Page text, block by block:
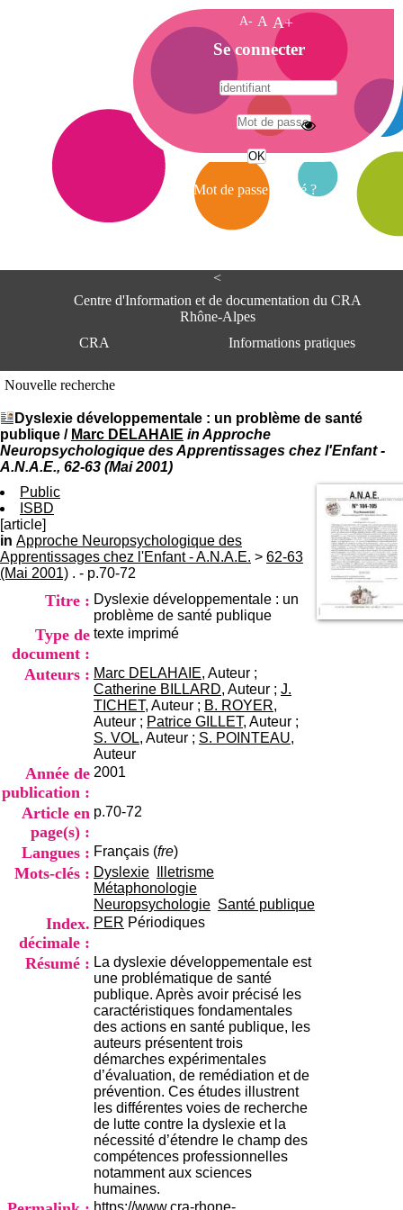
<
Centre d'Information et de documentation du CRA
Rhône-Alpes
CRA
Informations pratiques
du CRA Rhône-Alpes
Centre Hospitalier le Vinatier
bât 211
95, Bd Pinel
Lundi au Vendredi
9h00-12h00 13h30-16h00
Tél: +33(0)4 37 91 54 65
+33(0)4 37 91 54 37
Mail
Nouvelle recherche
Dyslexie développementale : un problème de santé
publique / Marc DELAHAIE in Approche
Neuropsychologique des Apprentissages chez l'Enfant -
A.N.A.E., 62-63 (Mai 2001)
Public
ISBD
[article]
in Approche Neuropsychologique des
Apprentissages chez l'Enfant - A.N.A.E. > 62-63
(Mai 2001) . - p.70-72
Titre : Dyslexie développementale : un
problème de santé publique
Type de
document :
texte imprimé
Auteurs : Marc DELAHAIE, Auteur ;
Catherine BILLARD, Auteur ; J.
TICHET, Auteur ; B. ROYER,
Auteur ; Patrice GILLET, Auteur ;
S. VOL, Auteur ; S. POINTEAU,
Auteur
Année de
publication :
2001
Article en
page(s) :
p.70-72
Langues : Français (fre)
Mots-clés : Dyslexie
Illetrisme
Métaphonologie
Neuropsychologie Santé publique
Index.
décimale :
PER Périodiques
Résumé : La dyslexie développementale est
une problématique de santé
publique. Après avoir précisé les
caractéristiques fondamentales
des actions en santé publique, les
auteurs présentent trois
démarches expérimentales
d’évaluation, de remédiation et de
prévention. Ces études illustrent
les différentes voies de recherche
de lutte contre la dyslexie et la
nécessité d’étendre le champ des
compétences professionnelles
notamment aux sciences
humaines.
https://www.cra-rhone-
A- A A+
A
c
c
e
i
Se connecter
Mot de passe oublié ?
A
e
e
n
f
o
r
i
o
t
d
e
o
c
u
m
e
n
i
n
d
u
C
R
A
h
ô
n
e
-
A
l
p
e
s
C
e
n
t
r
e